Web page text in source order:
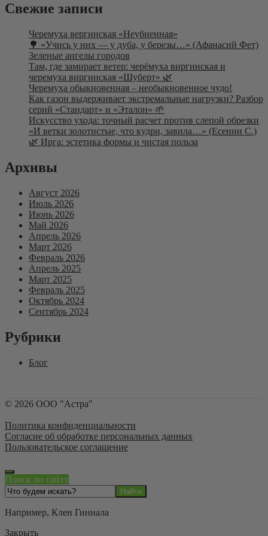
Свежие записи
Черемуха вергинская «Неубиенная»
🌳 «Учись у них — у дуба, у березы…» (Афанасий Фет)
Зеленые ангелы городов
Там, где замирает ветер: черёмуха виргинская и
черемуха виргинская «Шуберт» 🌿
Черемуха обыкновенная – необыкновенное чудо!
Как газон выдерживает экстремальные нагрузки? Разбор
серий «Стандарт» и «Эталон» 🌱
Искусство ухода: точный расчет против слепой обрезки
«И ветки золотистые, что кудри, завила…» (Есенин С.)
🌿 Ирга: эстетика формы и чистая польза
Архивы
Август 2026
Июль 2026
Июнь 2026
Май 2026
Апрель 2026
Март 2026
Февраль 2026
Апрель 2025
Март 2025
Февраль 2025
Октябрь 2024
Сентябрь 2024
Рубрики
Блог
© 2026 ООО "Астра"
Политика конфиденциальности
Согласие об обработке персональных данных
Пользовательское соглашение
Поиск по сайту
Например, Клен Гиннала
Закрыть